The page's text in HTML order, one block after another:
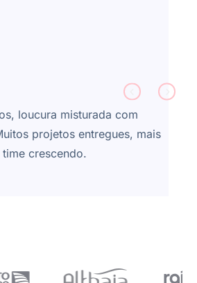
Nova sede, entramos no mercado
iniciamos algumas parcerias que
até hoje.